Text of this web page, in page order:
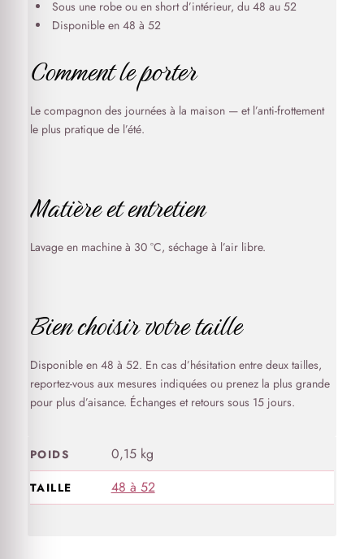
Sous une robe ou en short d’intérieur, du 48 au 52
Disponible en 48 à 52
Comment le porter
Le compagnon des journées à la maison — et l’anti-frottement
le plus pratique de l’été.
Matière et entretien
Lavage en machine à 30 °C, séchage à l’air libre.
Bien choisir votre taille
Disponible en 48 à 52. En cas d’hésitation entre deux tailles,
reportez-vous aux mesures indiquées ou prenez la plus grande
pour plus d’aisance. Échanges et retours sous 15 jours.
POIDS 0,15 kg
TAILLE 48 à 52